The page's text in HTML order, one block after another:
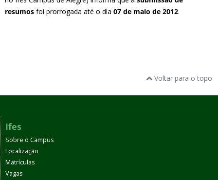
resumos foi prorrogada até o dia 07 de maio de 2012.
Voltar para o topo
Ifes
Sobre o Campus
Localização
Matrículas
Vagas